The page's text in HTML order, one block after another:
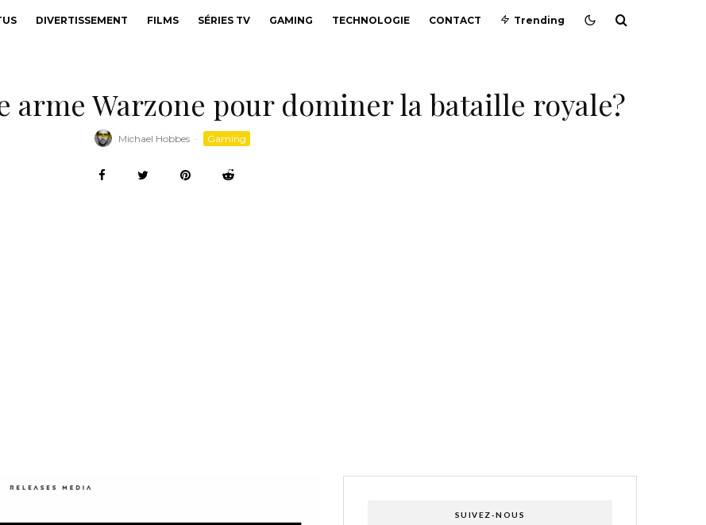
DIVERTISSEMENT FILMS SÉRIES TV GAMING TECHNOLOGIE CONTACT Trending
arme Warzone pour dominer la bataille royale?
Michael Hobbes · Gaming
SUIVEZ-NOUS